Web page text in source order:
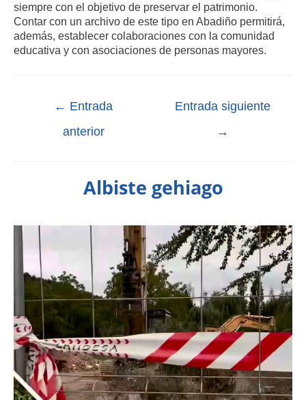
siempre con el objetivo de preservar el patrimonio.
Contar con un archivo de este tipo en Abadiño permitirá,
además, establecer colaboraciones con la comunidad
educativa y con asociaciones de personas mayores.
← Entrada
anterior
Entrada siguiente
→
Albiste gehiago